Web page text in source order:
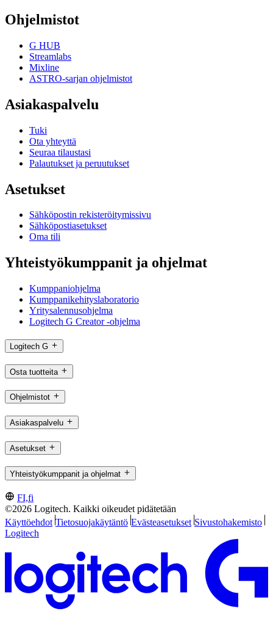
Ohjelmistot
G HUB
Streamlabs
Mixline
ASTRO-sarjan ohjelmistot
Asiakaspalvelu
Tuki
Ota yhteyttä
Seuraa tilaustasi
Palautukset ja peruutukset
Asetukset
Sähköpostin rekisteröitymissivu
Sähköpostiasetukset
Oma tili
Yhteistyökumppanit ja ohjelmat
Kumppaniohjelma
Kumppanikehityslaboratorio
Yritysalennusohjelma
Logitech G Creator -ohjelma
Logitech G
Osta tuotteita
Ohjelmistot
Asiakaspalvelu
Asetukset
Yhteistyökumppanit ja ohjelmat
FI,fi
©2026 Logitech. Kaikki oikeudet pidätetään
Käyttöehdot Tietosuojakäytäntö Evästeasetukset Sivustohakemisto
Logitech